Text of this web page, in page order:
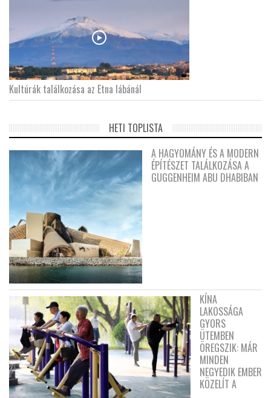
Kultúrák találkozása az Etna lábánál
HETI TOPLISTA
A HAGYOMÁNY ÉS A MODERN
ÉPÍTÉSZET TALÁLKOZÁSA A
GUGGENHEIM ABU DHABIBAN
KÍNA
LAKOSSÁGA
GYORS
ÜTEMBEN
ÖREGSZIK: MÁR
MINDEN
NEGYEDIK EMBER
KÖZELÍT A